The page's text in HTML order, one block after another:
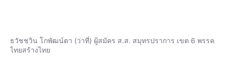
ธวัชชวิน โกพัฒน์ตา (ว่าที่) ผู้สมัคร ส.ส. สมุทรปราการ เขต 6 พรรค
ไทยสร้างไทย